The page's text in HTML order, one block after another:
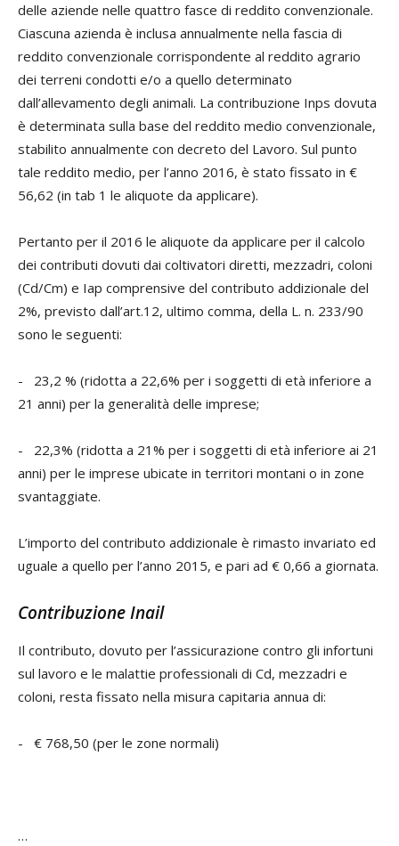
delle aziende nelle quattro fasce di reddito convenzionale.
Ciascuna azienda è inclusa annualmente nella fascia di
reddito convenzionale corrispondente al reddito agrario
dei terreni condotti e/o a quello determinato
dall’allevamento degli animali. La contribuzione Inps dovuta
è determinata sulla base del reddito medio convenzionale,
stabilito annualmente con decreto del Lavoro. Sul punto
tale reddito medio, per l’anno 2016, è stato fissato in €
56,62 (in tab 1 le aliquote da applicare).
Pertanto per il 2016 le aliquote da applicare per il calcolo
dei contributi dovuti dai coltivatori diretti, mezzadri, coloni
(Cd/Cm) e Iap comprensive del contributo addizionale del
2%, previsto dall’art.12, ultimo comma, della L. n. 233/90
sono le seguenti:
- 23,2 % (ridotta a 22,6% per i soggetti di età inferiore a
21 anni) per la generalità delle imprese;
- 22,3% (ridotta a 21% per i soggetti di età inferiore ai 21
anni) per le imprese ubicate in territori montani o in zone
svantaggiate.
L’importo del contributo addizionale è rimasto invariato ed
uguale a quello per l’anno 2015, e pari ad € 0,66 a giornata.
Contribuzione Inail
Il contributo, dovuto per l’assicurazione contro gli infortuni
sul lavoro e le malattie professionali di Cd, mezzadri e
coloni, resta fissato nella misura capitaria annua di:
- € 768,50 (per le zone normali)
…